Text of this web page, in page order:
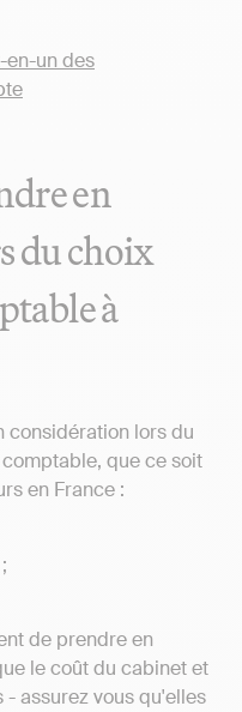
en
du choix
à
considération lors du
que ce soit
en France :
de prendre en
le coût du cabinet et
assurez vous qu'elles